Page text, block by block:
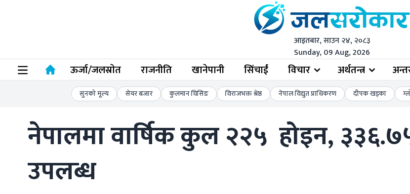
आइतबार, साउन २४, २०८३
Sunday, 09 Aug, 2026
ऊर्जा/जलस्राेत राजनीति खानेपानी सिंचाईं विचार अर्थतन्त्र
सुनको मूल्य सेयर बजार कुलमान घिसिङ विराजभक्त श्रेष्ठ नेपाल विद्युत प्राधिकरण दीपक खड्का
नेपालमा वार्षिक कुल २२५  होइन,
उपलब्ध